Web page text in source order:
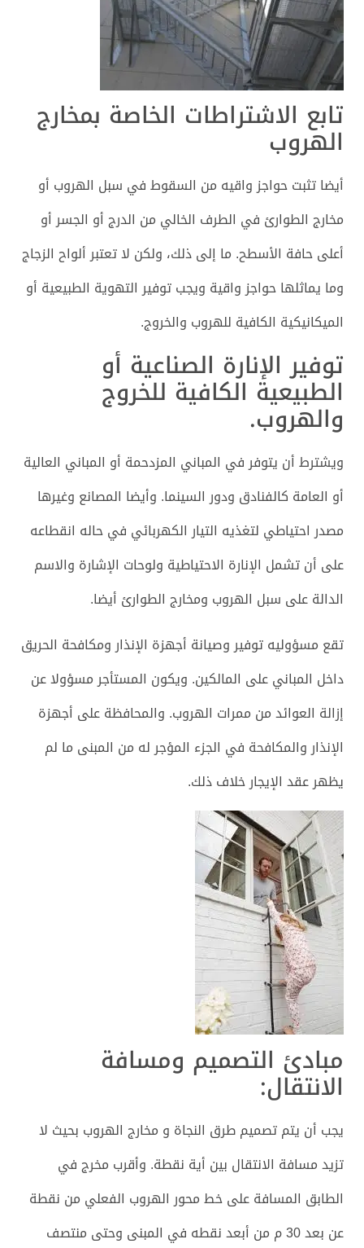
تابع الاشتراطات الخاصة بمخارج
الهروب
أيضا تثبت حواجز واقيه من السقوط في سبل الهروب أو
مخارج الطوارئ في الطرف الخالي من الدرج أو الجسر أو
أعلى حافة الأسطح. ما إلى ذلك، ولكن لا تعتبر ألواح الزجاج
وما يماثلها حواجز واقية ويجب توفير التهوية الطبيعية أو
الميكانيكية الكافية للهروب والخروج.
توفير الإنارة الصناعية أو
الطبيعية الكافية للخروج
والهروب.
ويشترط أن يتوفر في المباني المزدحمة أو المباني العالية
أو العامة كالفنادق ودور السينما. وأيضا المصانع وغيرها
مصدر احتياطي لتغذيه التيار الكهربائي في حاله انقطاعه
على أن تشمل الإنارة الاحتياطية ولوحات الإشارة والاسم
الدالة على سبل الهروب ومخارج الطوارئ أيضا.
تقع مسؤوليه توفير وصيانة أجهزة الإنذار ومكافحة الحريق
داخل المباني على المالكين. ويكون المستأجر مسؤولا عن
إزالة العوائد من ممرات الهروب. والمحافظة على أجهزة
الإنذار والمكافحة في الجزء المؤجر له من المبنى ما لم
يظهر عقد الإيجار خلاف ذلك.
مبادئ التصميم ومسافة
الانتقال:
يجب أن يتم تصميم طرق النجاة و مخارج الهروب بحيث لا
تزيد مسافة الانتقال بين أية نقطة. وأقرب مخرج في
الطابق المسافة على خط محور الهروب الفعلي من نقطة
عن بعد 30 م من أبعد نقطه في المبنى وحتى منتصف